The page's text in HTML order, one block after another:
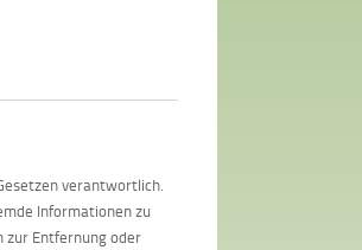
verantwortlich.
Informationen zu
zur Entfernung oder